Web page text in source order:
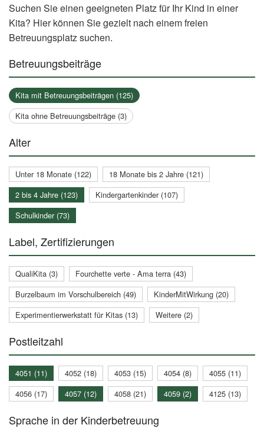
Suchen Sie einen geeigneten Platz für Ihr Kind in einer
Kita? Hier können Sie gezielt nach einem freien
Betreuungsplatz suchen.
Betreuungsbeiträge
Kita mit Betreuungsbeiträgen (125)
Kita ohne Betreuungsbeiträge (3)
Alter
Unter 18 Monate (122)
18 Monate bis 2 Jahre (121)
2 bis 4 Jahre (123)
Kindergartenkinder (107)
Schulkinder (73)
Label, Zertifizierungen
QualiKita (3)
Fourchette verte - Ama terra (43)
Burzelbaum im Vorschulbereich (49)
KinderMitWirkung (20)
Experimentierwerkstatt für Kitas (13)
Weitere (2)
Postleitzahl
4051 (11) 4052 (18) 4053 (15) 4054 (8)
4055 (11)
4056 (17)
4057 (12) 4058 (21) 4059 (2) 4125 (13)
Sprache in der Kinderbetreuung